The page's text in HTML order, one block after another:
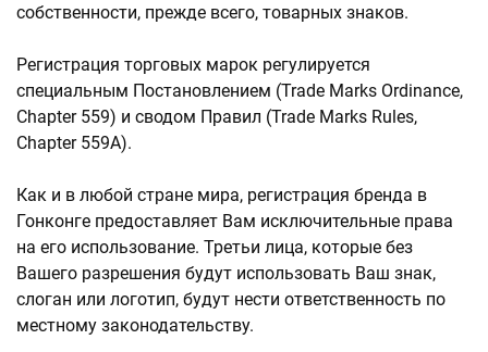
собственности, прежде всего, товарных знаков.
Регистрация торговых марок регулируется
специальным Постановлением (Trade Marks Ordinance,
Chapter 559) и сводом Правил (Trade Marks Rules,
Chapter 559A).
Как и в любой стране мира, регистрация бренда в
Гонконге предоставляет Вам исключительные права
на его использование. Третьи лица, которые без
Вашего разрешения будут использовать Ваш знак,
слоган или логотип, будут нести ответственность по
местному законодательству.